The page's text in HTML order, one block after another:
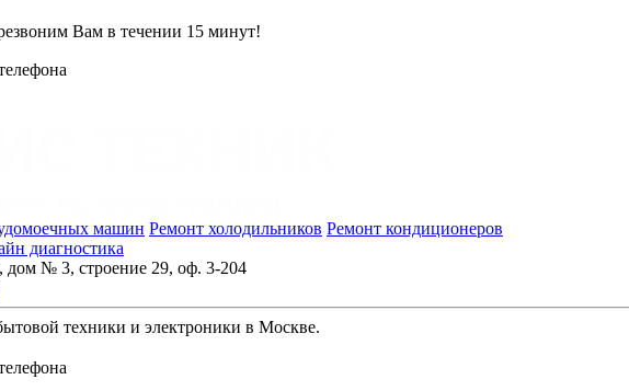
Вам в течении 15 минут!
машин Ремонт холодильников Ремонт кондиционеров
диагностика
дом № 3, строение 29, оф. 3-204
техники и электроники в Москве.